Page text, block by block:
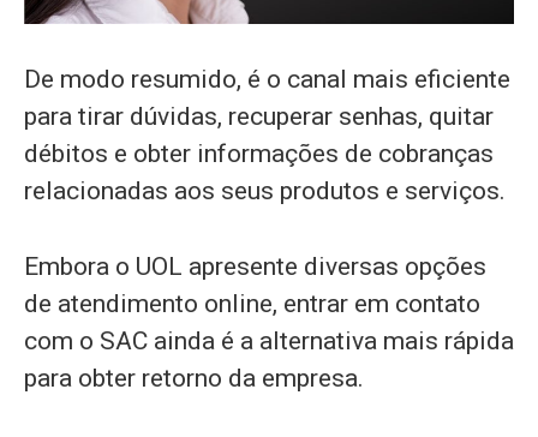
De modo resumido, é o canal mais eficiente
para tirar dúvidas, recuperar senhas, quitar
débitos e obter informações de cobranças
relacionadas aos seus produtos e serviços.
Embora o UOL apresente diversas opções
de atendimento online, entrar em contato
com o SAC ainda é a alternativa mais rápida
para obter retorno da empresa.